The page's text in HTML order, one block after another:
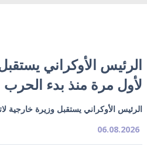
الرئيس الأوكراني
لأول مرة منذ بدء الحرب
الرئيس الأوكراني يستقبل وزيرة خارجية
06.08.2026